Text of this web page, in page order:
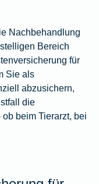
Nachbehandlung
Bereich
für
Sie als
abzusichern,
die
beim Tierarzt, bei